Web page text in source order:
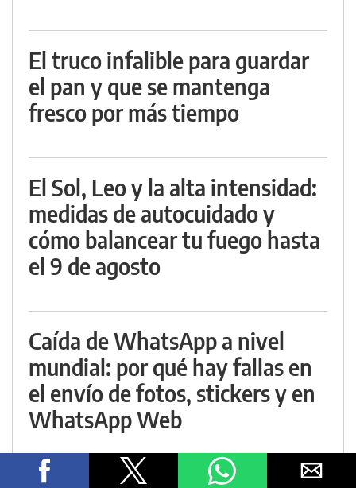
El truco infalible para guardar
el pan y que se mantenga
fresco por más tiempo
El Sol, Leo y la alta intensidad:
medidas de autocuidado y
cómo balancear tu fuego hasta
el 9 de agosto
Caída de WhatsApp a nivel
mundial: por qué hay fallas en
el envío de fotos, stickers y en
WhatsApp Web